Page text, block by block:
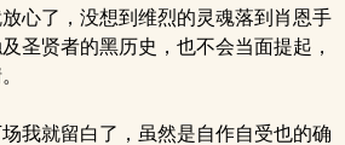
心了，没想到维烈的灵魂落到肖恩手
圣贤者的黑历史，也不会当面提起，
我就留白了，虽然是自作自受也的确